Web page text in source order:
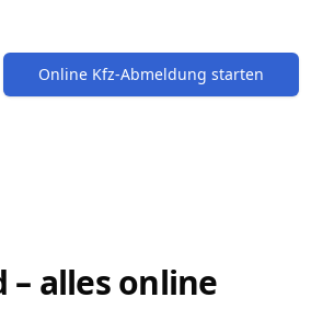
Online Kfz-Abmeldung starten
– alles online